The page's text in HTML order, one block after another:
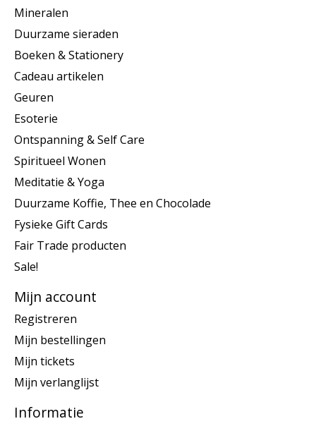
Mineralen
Duurzame sieraden
Boeken & Stationery
Cadeau artikelen
Geuren
Esoterie
Ontspanning & Self Care
Spiritueel Wonen
Meditatie & Yoga
Duurzame Koffie, Thee en Chocolade
Fysieke Gift Cards
Fair Trade producten
Sale!
Mijn account
Registreren
Mijn bestellingen
Mijn tickets
Mijn verlanglijst
Informatie